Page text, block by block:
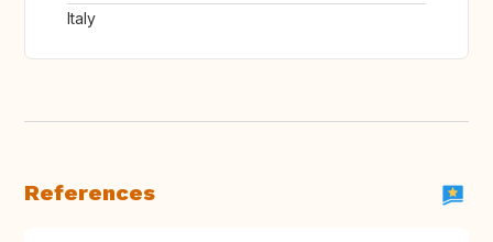
Italy
References